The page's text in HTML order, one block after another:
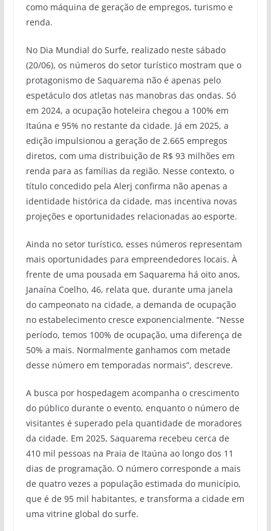
como máquina de geração de empregos, turismo e
renda.
No Dia Mundial do Surfe, realizado neste sábado
(20/06), os números do setor turístico mostram que o
protagonismo de Saquarema não é apenas pelo
espetáculo dos atletas nas manobras das ondas. Só
em 2024, a ocupação hoteleira chegou a 100% em
Itaúna e 95% no restante da cidade. Já em 2025, a
edição impulsionou a geração de 2.665 empregos
diretos, com uma distribuição de R$ 93 milhões em
renda para as famílias da região. Nesse contexto, o
título concedido pela Alerj confirma não apenas a
identidade histórica da cidade, mas incentiva novas
projeções e oportunidades relacionadas ao esporte.
Ainda no setor turístico, esses números representam
mais oportunidades para empreendedores locais. À
frente de uma pousada em Saquarema há oito anos,
Janaína Coelho, 46, relata que, durante uma janela
do campeonato na cidade, a demanda de ocupação
no estabelecimento cresce exponencialmente. “Nesse
período, temos 100% de ocupação, uma diferença de
50% a mais. Normalmente ganhamos com metade
desse número em temporadas normais”, descreve.
A busca por hospedagem acompanha o crescimento
do público durante o evento, enquanto o número de
visitantes é superado pela quantidade de moradores
da cidade. Em 2025, Saquarema recebeu cerca de
410 mil pessoas na Praia de Itaúna ao longo dos 11
dias de programação. O número corresponde a mais
de quatro vezes a população estimada do município,
que é de 95 mil habitantes, e transforma a cidade em
uma vitrine global do surfe.